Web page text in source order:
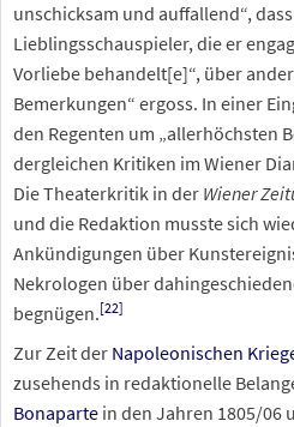
unschicksam und auffallend“,
Lieblingsschauspieler, die er
Vorliebe behandelt[e]“, über
Bemerkungen“ ergoss. In einer
den Regenten um „allerhöchsten
dergleichen Kritiken im Wiener
Die Theaterkritik in der Wiener
und die Redaktion musste sich
Ankündigungen über
Nekrologen über
begnügen.[22]
Zur Zeit der Napoleonischen
zusehends in redaktionelle
Bonaparte in den Jahren 1805/06